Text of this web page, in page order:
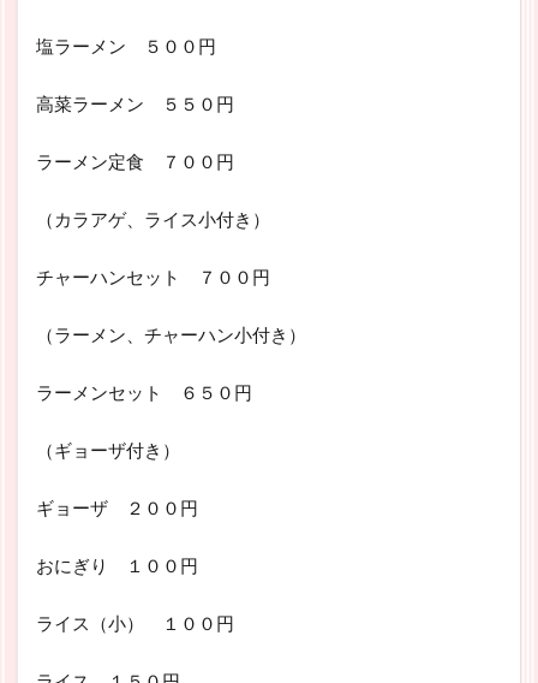
塩ラーメン ５００円
高菜ラーメン ５５０円
ラーメン定食 ７００円
（カラアゲ、ライス小付き）
チャーハンセット ７００円
（ラーメン、チャーハン小付き）
ラーメンセット ６５０円
（ギョーザ付き）
ギョーザ ２００円
おにぎり １００円
ライス（小） １００円